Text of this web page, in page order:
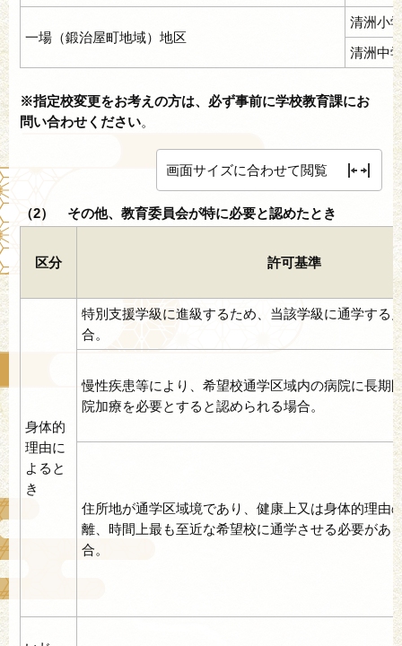
一場（鍛治屋町地域）地区
清洲小
清洲中
※指定校変更をお考えの方は、必ず事前に学校教育課にお
問い合わせください。
画面サイズに合わせて閲覧
（2） その他、教育委員会が特に必要と認めたとき
区分 許可基準
身体的
理由に
よると
き
特別支援学級に進級するため、当該学級に通学する
合。
慢性疾患等により、希望校通学区域内の病院に長期
院加療を必要とすると認められる場合。
住所地が通学区域境であり、健康上又は身体的理由
離、時間上最も至近な希望校に通学させる必要があ
合。